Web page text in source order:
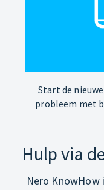
Start de
probleem met
Hulp via
Nero